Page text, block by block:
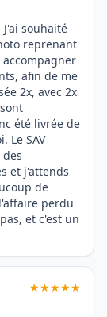
souhaité
reprenant
afin de me
2x, avec 2x
été livrée de
Le SAV
et j'attends
de
perdu
et c'est un
★★★★★